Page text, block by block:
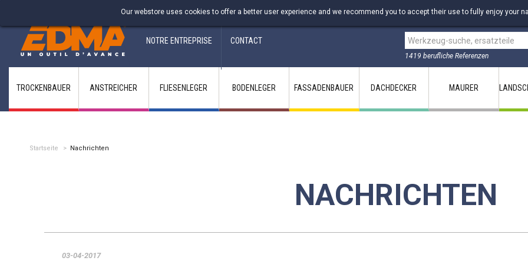
Fabricant francais depuis 1937
NOTRE ENTREPRISE CONTACT
1419 berufliche Referenzen
Our webstore uses cookies to offer a better user experience and we recommend you to accept their use to fully enjoy your
TROCKENBAUER ANSTREICHER FLIESENLEGER BODENLEGER FASSADENBAUER DACHDECKER MAURER
Startseite > Nachrichten
NACHRICHTEN
03-04-2017